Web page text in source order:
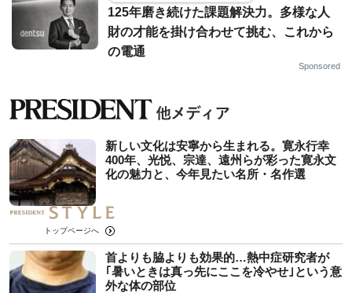
125年磨き続けた課題解決力。多様な人
財の才能を掛け合わせて挑む、これから
の電通
Sponsored
新しい文化は安寧から生まれる。寛永行幸
400年、光悦、宗達、遠州らが彩った寛永文
化の魅力と、今年見たい名所・名作選
トップページへ
首よりも脇よりも効果的…熱中症研究者が
｢暑いときは真っ先にここを冷やせ｣という意
外な体の部位